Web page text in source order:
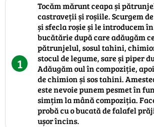
1
Tocăm mărunt ceapa și
castraveții și roșiile. Scurgem
și sfecla roșie și le introducem
bucătărie după care adăugăm
pătrunjelul, sosul tahini,
stocul de legume, sare și piper
Adăugăm oul în compoziție,
de chimion și sos tahini.
este nevoie punem pesmet în
simțim la mână compoziția.
probă cu o bucată de falafel
ușor încins.